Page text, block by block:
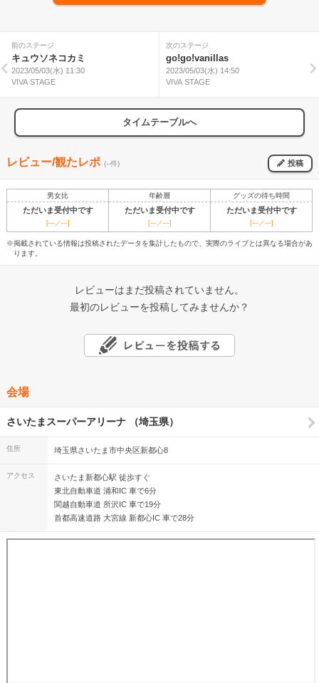
前のステージ
キュウソネコカミ
2023/05/03(水) 11:30
VIVA STAGE
次のステージ
go!go!vanillas
2023/05/03(水) 14:50
VIVA STAGE
タイムテーブルへ
レビュー/観たレポ (--件) 投稿
男女比 年齢層 グッズの待ち時間
ただいま受付中です ただいま受付中です ただいま受付中です
[---／---] [---／---] [---／---]
※掲載されている情報は投稿されたデータを集計したもので、実際のライブとは異なる場合があ
ります。
レビューはまだ投稿されていません。
最初のレビューを投稿してみませんか？
会場
さいたまスーパーアリーナ （埼玉県）
住所 埼玉県さいたま市中央区新都心8
アクセス
さいたま新都心駅 徒歩すぐ
東北自動車道 浦和IC 車で6分
関越自動車道 所沢IC 車で19分
首都高速道路 大宮線 新都心IC 車で28分